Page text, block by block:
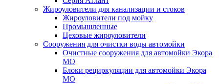
Жироуловители для канализации и стоков
Жироуловители под мойку
Промышленные
Цеховые жироуловители
Сооружения для очистки воды автомойки
Очистные сооружения для автомойки Экора
МО
Блоки рециркуляции для автомойки Экора
МО